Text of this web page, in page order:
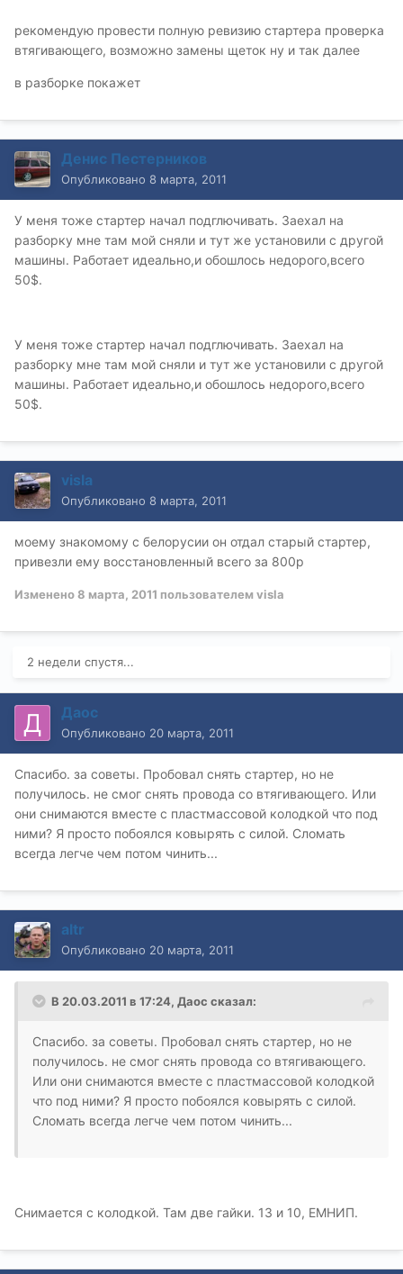
рекомендую провести полную ревизию стартера проверка
втягивающего, возможно замены щеток ну и так далее
в разборке покажет
Денис Пестерников
Опубликовано 8 марта, 2011
У меня тоже стартер начал подглючивать. Заехал на
разборку мне там мой сняли и тут же установили с другой
машины. Работает идеально,и обошлось недорого,всего
50$.
У меня тоже стартер начал подглючивать. Заехал на
разборку мне там мой сняли и тут же установили с другой
машины. Работает идеально,и обошлось недорого,всего
50$.
visla
Опубликовано 8 марта, 2011
моему знакомому с белорусии он отдал старый стартер,
привезли ему восстановленный всего за 800р
Изменено8 марта, 2011 пользователем visla
2 недели спустя...
Даос
Опубликовано 20 марта, 2011
Спасибо. за советы. Пробовал снять стартер, но не
получилось. не смог снять провода со втягивающего. Или
они снимаются вместе с пластмассовой колодкой что под
ними? Я просто побоялся ковырять с силой. Сломать
всегда легче чем потом чинить...
altr
Опубликовано 20 марта, 2011
В 20.03.2011 в 17:24, Даос сказал:
Спасибо. за советы. Пробовал снять стартер, но не
получилось. не смог снять провода со втягивающего.
Или они снимаются вместе с пластмассовой колодкой
что под ними? Я просто побоялся ковырять с силой.
Сломать всегда легче чем потом чинить...
Снимается с колодкой. Там две гайки. 13 и 10, ЕМНИП.